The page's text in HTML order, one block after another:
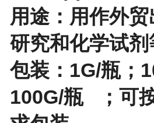
用途：用作外
研究和化学试
包装：1G/瓶；
100G/瓶 ；可